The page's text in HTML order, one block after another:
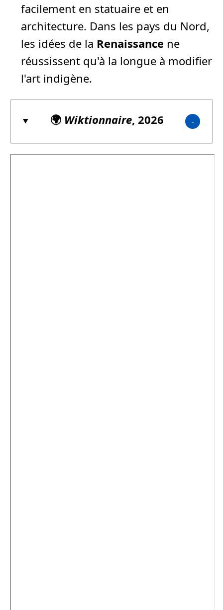
facilement en statuaire et en
architecture. Dans les pays du Nord,
les idées de la Renaissance ne
réussissent qu'à la longue à modifier
l'art indigène.
🌍 Wiktionnaire, 2026